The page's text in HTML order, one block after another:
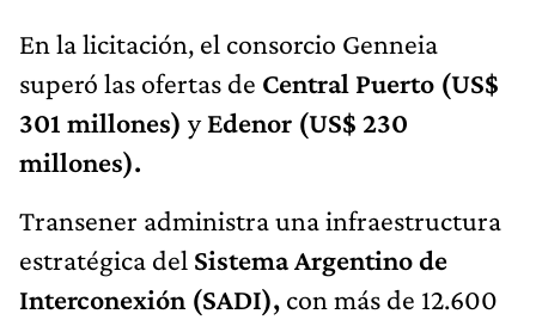
En la licitación, el consorcio Genneia
superó las ofertas de Central Puerto (US$
301 millones) yEdenor (US$ 230
millones).
Transener administra una infraestructura
estratégica del Sistema Argentino de
Interconexión (SADI), con más de 12.600